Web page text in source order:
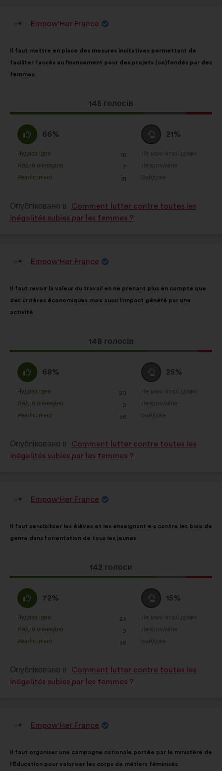
ПропозиціяEmpow'Her France
пропозиції:
Il faut mettre en place des mesures incitatives permettant de
faciliter l’accès au financement pour des projets (co)fondés par des
femmes
Ця
пропозиція
145 голосів
розподілом:
За
:
66%
Чудова ідея
: 18
разів
Надто очевидно
: 7
разів
Реалістично
: 31
разів
Утримуюся
:
21%
Не маю чіткої думки
:разів
Незрозуміле
:разів
Байдуже
:разів
Опубліковано в
Comment lutter contre toutes les
inégalités subies par les femmes ?
ПропозиціяEmpow'Her France
пропозиції:
Il faut revoir la valeur du travail en ne prenant plus en compte que
des critères économiques mais aussi l'impact généré par une
activité
Ця
пропозиція
148 голосів
розподілом:
За
:
68%
Чудова ідея
: 20
разів
Надто очевидно
: 9
разів
Реалістично
: 36
разів
Утримуюся
:
25%
Не маю чіткої думки
:разів
Незрозуміле
:разів
Байдуже
:разів
Опубліковано в
Comment lutter contre toutes les
inégalités subies par les femmes ?
ПропозиціяEmpow'Her France
пропозиції:
Il faut sensibiliser les élèves et les enseignant·e·s contre les biais de
genre dans l'orientation de tous les jeunes
Ця
пропозиція
142 голоси
розподілом:
За
:
72%
Чудова ідея
: 23
разів
Надто очевидно
: 9
разів
Реалістично
: 36
разів
Утримуюся
:
15%
Не маю чіткої думки
:разів
Незрозуміле
:разів
Байдуже
:разів
Опубліковано в
Comment lutter contre toutes les
inégalités subies par les femmes ?
ПропозиціяEmpow'Her France
пропозиції:
Il faut organiser une campagne nationale portée par le ministère de
l’Éducation pour valoriser les corps de métiers féminisés
розподілом: